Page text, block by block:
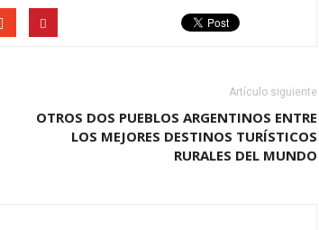
Artículo siguiente
OTROS DOS PUEBLOS ARGENTINOS ENTRE
LOS MEJORES DESTINOS TURÍSTICOS
RURALES DEL MUNDO